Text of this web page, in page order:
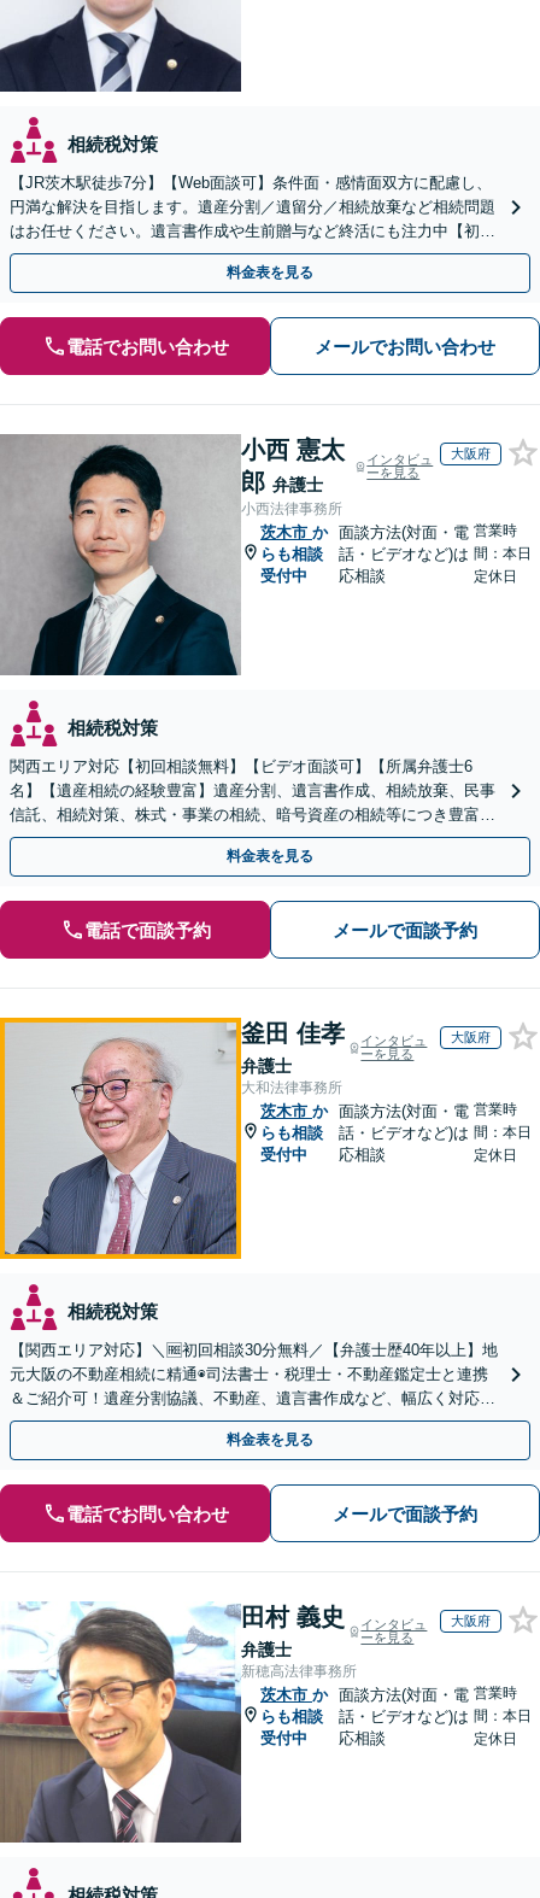
相続税対策
【JR茨木駅徒歩7分】【Web面談可】条件面・感情面双方に配慮し、
円満な解決を目指します。遺産分割／遺留分／相続放棄など相続問題
はお任せください。遺言書作成や生前贈与など終活にも注力中【初回
相談無料】負債や土地・建物が含まれる相続にも対応
料金表を見る
電話でお問い合わせ メールでお問い合わせ
小西 憲太
郎 弁護士
インタビュ
ーを見る
大阪府
小西法律事務所
茨木市 か
らも相談
受付中
面談方法(対面・電
話・ビデオなど)は
応相談
営業時
間：本日
定休日
相続税対策
関西エリア対応【初回相談無料】【ビデオ面談可】【所属弁護士6
名】【遺産相続の経験豊富】遺産分割、遺言書作成、相続放棄、民事
信託、相続対策、株式・事業の相続、暗号資産の相続等につき豊富な
対応実績。【バリアフリー】【完全個室対応】
料金表を見る
電話で面談予約 メールで面談予約
釜田 佳孝
弁護士
インタビュ
ーを見る
大阪府
大和法律事務所
茨木市 か
らも相談
受付中
面談方法(対面・電
話・ビデオなど)は
応相談
営業時
間：本日
定休日
相続税対策
【関西エリア対応】＼🆓初回相談30分無料／【弁護士歴40年以上】地
元大阪の不動産相続に精通◉司法書士・税理士・不動産鑑定士と連携
＆ご紹介可！遺産分割協議、不動産、遺言書作成など、幅広く対応し
ます。お気軽にご相談ください
料金表を見る
電話でお問い合わせ メールで面談予約
田村 義史
弁護士
インタビュ
ーを見る
大阪府
新穂高法律事務所
茨木市 か
らも相談
受付中
面談方法(対面・電
話・ビデオなど)は
応相談
営業時
間：本日
定休日